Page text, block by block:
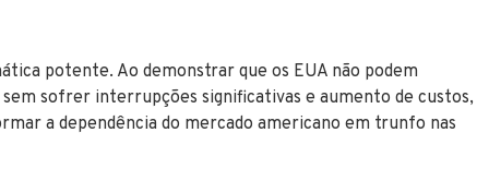
potente. Ao demonstrar que os EUA não podem
sofrer interrupções significativas e aumento de custos,
a dependência do mercado americano em trunfo nas